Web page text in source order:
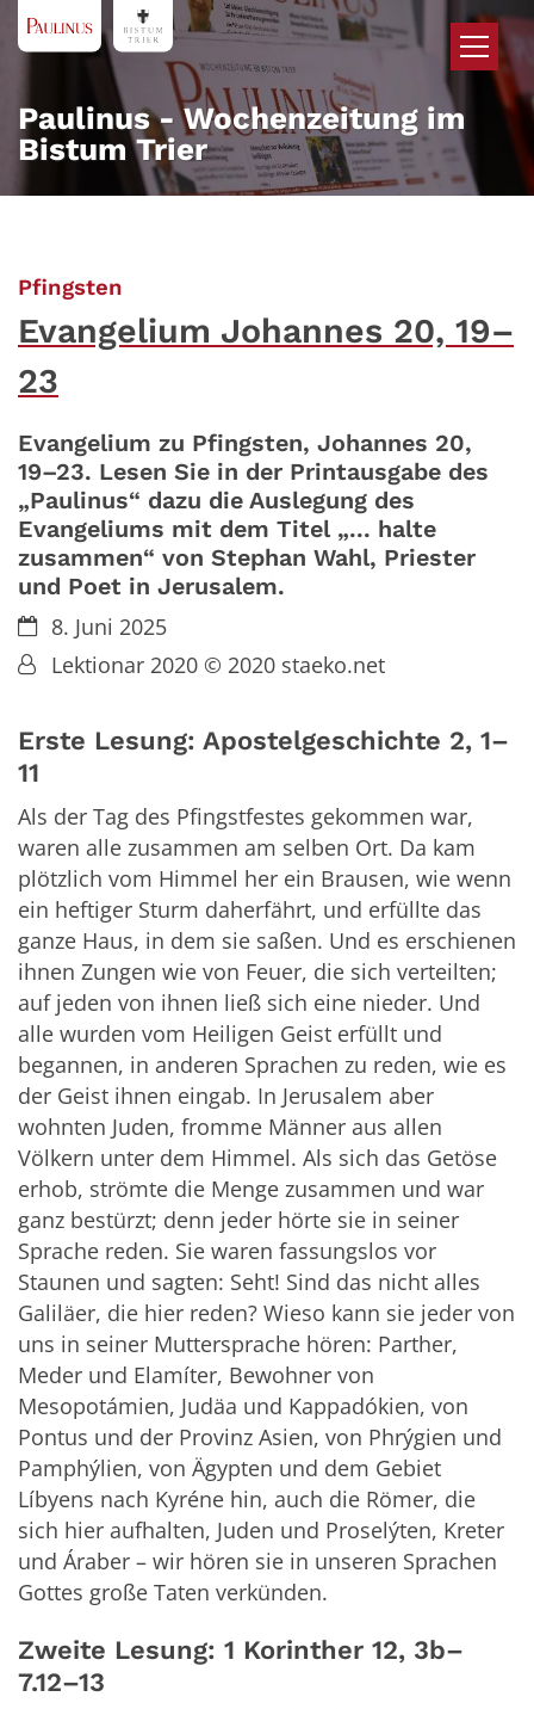
Zum Inhalt springen
Paulinus - Wochenzeitung im
Bistum Trier
Pfingsten
Evangelium Johannes 20, 19–
23
Evangelium zu Pfingsten, Johannes 20,
19–23. Lesen Sie in der Printausgabe des
„Paulinus“ dazu die Auslegung des
Evangeliums mit dem Titel „... halte
zusammen“ von Stephan Wahl, Priester
und Poet in Jerusalem.
Datum:8. Juni 2025
Von:Lektionar 2020 © 2020 staeko.net
Erste Lesung: Apostelgeschichte 2, 1–
11
Als der Tag des Pfingstfestes gekommen war,
waren alle zusammen am selben Ort. Da kam
plötzlich vom Himmel her ein Brausen, wie wenn
ein heftiger Sturm daherfährt, und erfüllte das
ganze Haus, in dem sie saßen. Und es erschienen
ihnen Zungen wie von Feuer, die sich verteilten;
auf jeden von ihnen ließ sich eine nieder. Und
alle wurden vom Heiligen Geist erfüllt und
begannen, in anderen Sprachen zu reden, wie es
der Geist ihnen eingab. In Jerusalem aber
wohnten Juden, fromme Männer aus allen
Völkern unter dem Himmel. Als sich das Getöse
erhob, strömte die Menge zusammen und war
ganz bestürzt; denn jeder hörte sie in seiner
Sprache reden. Sie waren fassungslos vor
Staunen und sagten: Seht! Sind das nicht alles
Galiläer, die hier reden? Wieso kann sie jeder von
uns in seiner Muttersprache hören: Parther,
Meder und Elamíter, Bewohner von
Mesopotámien, Judäa und Kappadókien, von
Pontus und der Provinz Asien, von Phrýgien und
Pamphýlien, von Ägypten und dem Gebiet
Líbyens nach Kyréne hin, auch die Römer, die
sich hier aufhalten, Juden und Proselýten, Kreter
und Áraber – wir hören sie in unseren Sprachen
Gottes große Taten verkünden.
Zweite Lesung: 1 Korinther 12, 3b–
7.12–13